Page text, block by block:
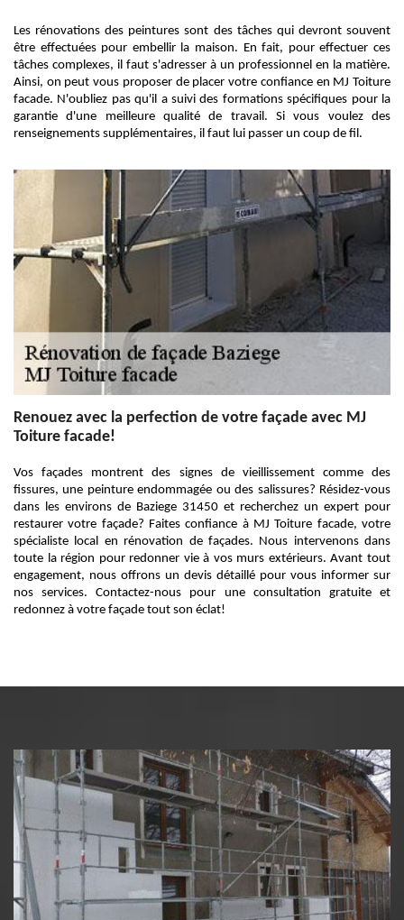
Les rénovations des peintures sont des tâches qui devront souvent
être effectuées pour embellir la maison. En fait, pour effectuer ces
tâches complexes, il faut s'adresser à un professionnel en la matière.
Ainsi, on peut vous proposer de placer votre confiance en MJ Toiture
facade. N'oubliez pas qu'il a suivi des formations spécifiques pour la
garantie d'une meilleure qualité de travail. Si vous voulez des
renseignements supplémentaires, il faut lui passer un coup de fil.
Renouez avec la perfection de votre façade avec MJ
Toiture facade!
Vos façades montrent des signes de vieillissement comme des
fissures, une peinture endommagée ou des salissures? Résidez-vous
dans les environs de Baziege 31450 et recherchez un expert pour
restaurer votre façade? Faites confiance à MJ Toiture facade, votre
spécialiste local en rénovation de façades. Nous intervenons dans
toute la région pour redonner vie à vos murs extérieurs. Avant tout
engagement, nous offrons un devis détaillé pour vous informer sur
nos services. Contactez-nous pour une consultation gratuite et
redonnez à votre façade tout son éclat!